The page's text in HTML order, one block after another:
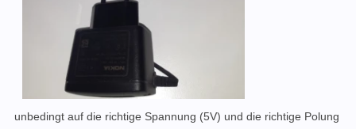
unbedingt auf die richtige Spannung (5V) und die richtige Polung